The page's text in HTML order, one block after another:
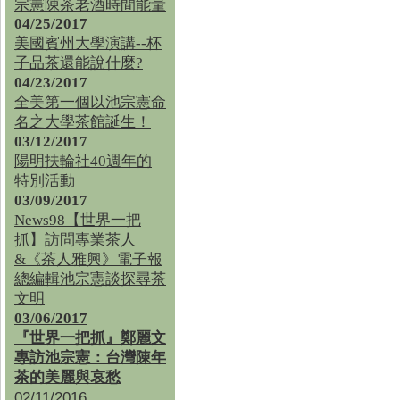
宗憲陳茶老酒時間能量
04/25/2017
美國賓州大學演講--杯
子品茶還能說什麼?
04/23/2017
全美第一個以池宗憲命
名之大學茶館誕生！
03/12/2017
陽明扶輪社40週年的
特別活動
03/09/2017
News98【世界一把
抓】訪問專業茶人
&《茶人雅興》電子報
總編輯池宗憲談探尋茶
文明
03/06/2017
『世界一把抓』鄭麗文
專訪池宗憲：台灣陳年
茶的美麗與哀愁